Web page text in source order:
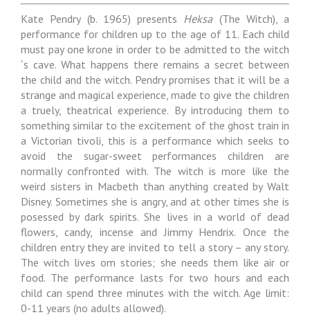
Kate Pendry (b. 1965) presents Heksa(The Witch), a
performance for children up to the age of 11. Each child
must pay one krone in order to be admitted to the witch
´s cave. What happens there remains a secret between
the child and the witch. Pendry promises that it will be a
strange and magical experience, made to give the children
a truely, theatrical experience. By introducing them to
something similar to the excitement of the ghost train in
a Victorian tivoli, this is a performance which seeks to
avoid the sugar-sweet performances children are
normally confronted with. The witch is more like the
weird sisters in Macbeth than anything created by Walt
Disney. Sometimes she is angry, and at other times she is
posessed by dark spirits. She lives in a world of dead
flowers, candy, incense and Jimmy Hendrix. Once the
children entry they are invited to tell a story – any story.
The witch lives om stories; she needs them like air or
food. The performance lasts for two hours and each
child can spend three minutes with the witch. Age limit:
0-11 years (no adults allowed).